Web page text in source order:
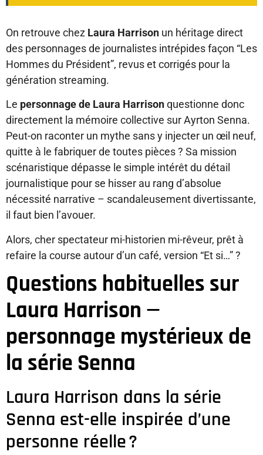
On retrouve chez Laura Harrison un héritage direct
des personnages de journalistes intrépides façon “Les
Hommes du Président”, revus et corrigés pour la
génération streaming.
Le personnage de Laura Harrisonquestionne donc
directement la mémoire collective sur Ayrton Senna.
Peut-on raconter un mythe sans y injecter un œil neuf,
quitte à le fabriquer de toutes pièces ? Sa mission
scénaristique dépasse le simple intérêt du détail
journalistique pour se hisser au rang d’absolue
nécessité narrative – scandaleusement divertissante,
il faut bien l’avouer.
Alors, cher spectateur mi-historien mi-rêveur, prêt à
refaire la course autour d’un café, version “Et si…” ?
Questions habituelles sur
Laura Harrison —
personnage mystérieux de
la série Senna
Laura Harrison dans la série
Senna est-elle inspirée d’une
personne réelle ?